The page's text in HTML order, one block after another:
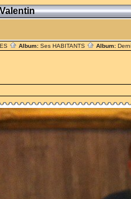
Album: Ses HABITANTS Album: